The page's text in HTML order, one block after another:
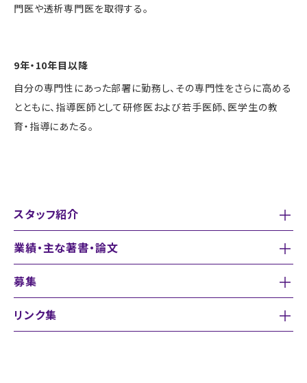
門医や透析専門医を取得する。
9年・10年目以降
自分の専門性にあった部署に勤務し、その専門性をさらに高める
とともに、指導医師として研修医および若手医師、医学生の教
育・指導にあたる。
スタッフ紹介
業績・主な著書・論文
募集
リンク集